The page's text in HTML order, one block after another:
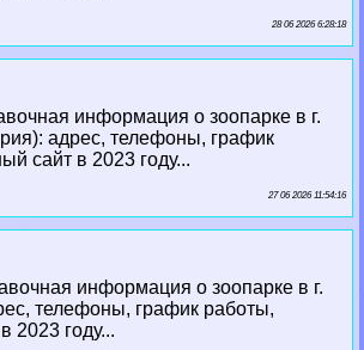
28 06 2026 6:28:18
информация о зоопарке в г.
адрес, телефоны, график
сайт в 2023 году...
27 06 2026 11:54:16
информация о зоопарке в г.
телефоны, график работы,
2023 году...